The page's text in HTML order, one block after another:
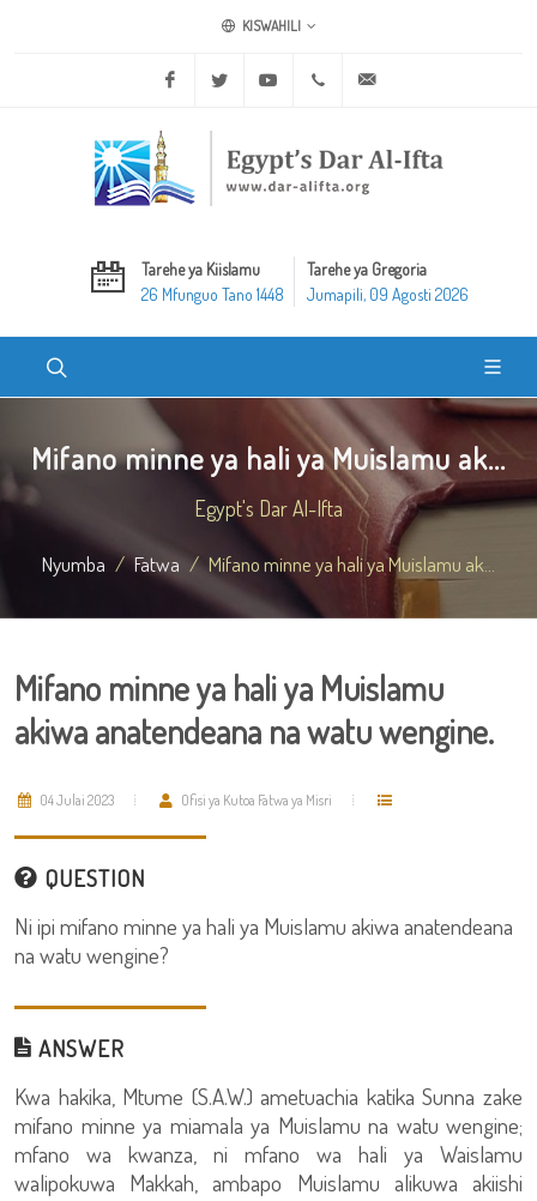
KISWAHILI
Facebook Twitter Youtube +20 2 25970400
Tarehe ya Kiislamu
26 Mfunguo Tano 1448
Tarehe ya Gregoria
Jumapili, 09 Agosti 2026
Mifano minne ya hali ya Muislamu ak...
Egypt's Dar Al-Ifta
Nyumba Fatwa Mifano minne ya hali ya Muislamu ak...
Mifano minne ya hali ya Muislamu
akiwa anatendeana na watu wengine.
04 Julai 2023 Ofisi ya Kutoa Fatwa ya Misri
QUESTION
Ni ipi mifano minne ya hali ya Muislamu akiwa anatendeana
na watu wengine?
ANSWER
Kwa hakika, Mtume (S.A.W.) ametuachia katika Sunna zake
mifano minne ya miamala ya Muislamu na watu wengine;
mfano wa kwanza, ni mfano wa hali ya Waislamu
walipokuwa Makkah, ambapo Muislamu alikuwa akiishi